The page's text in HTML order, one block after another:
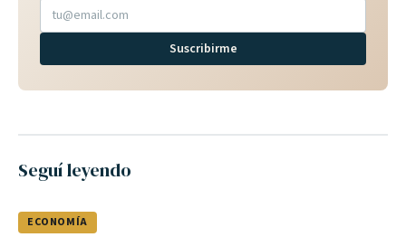
Suscribirme
Seguí leyendo
ECONOMÍA